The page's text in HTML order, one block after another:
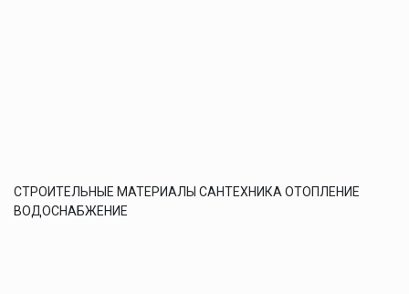
СТРОИТЕЛЬНЫЕ МАТЕРИАЛЫ САНТЕХНИКА ОТОПЛЕНИЕ
ВОДОСНАБЖЕНИЕ